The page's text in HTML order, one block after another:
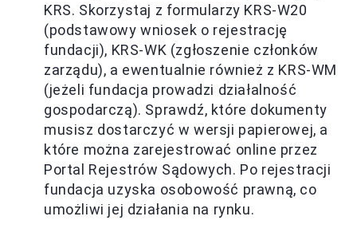
KRS. Skorzystaj z formularzy KRS-W20
(podstawowy wniosek o rejestrację
fundacji), KRS-WK (zgłoszenie członków
zarządu), a ewentualnie również z KRS-WM
(jeżeli fundacja prowadzi działalność
gospodarczą). Sprawdź, które dokumenty
musisz dostarczyć w wersji papierowej, a
które można zarejestrować online przez
Portal Rejestrów Sądowych. Po rejestracji
fundacja uzyska osobowość prawną, co
umożliwi jej działania na rynku.